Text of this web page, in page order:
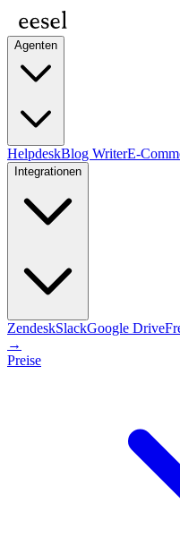
Agenten
HelpdeskBlog WriterE-
Integrationen
ZendeskSlackGoogle Drive
→
Preise